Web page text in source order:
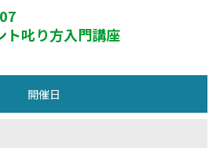
ト叱り方入門講座
開催日